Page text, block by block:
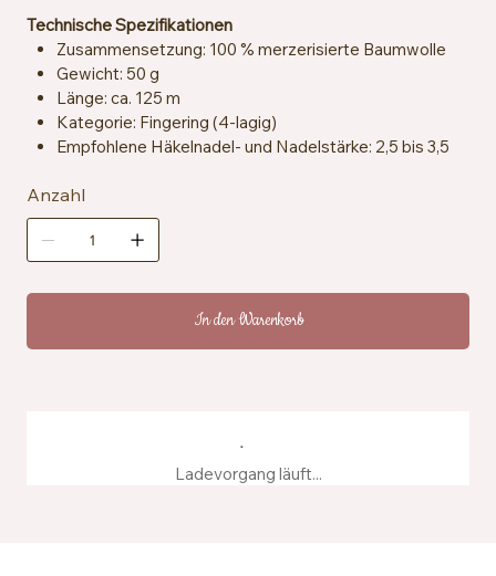
Technische Spezifikationen
Zusammensetzung: 100 % merzerisierte Baumwolle
Gewicht: 50 g
Länge: ca. 125 m
Kategorie: Fingering (4-lagig)
Empfohlene Häkelnadel- und Nadelstärke: 2,5 bis 3,5
Maschenprobe: ca. 26 Maschen x 36 Reihen = 10 x 10
cm mit 2,5 mm Nadeln
Zertifizierung: OEKO-TEX® Standard 100, EN71-3
Pflegehinweise: Maschinenwaschbar bei 40 °C
Herstellung: Hergestellt aus recyceltem Färbewasser
Anzahl
In den Warenkorb
Ladevorgang läuft...